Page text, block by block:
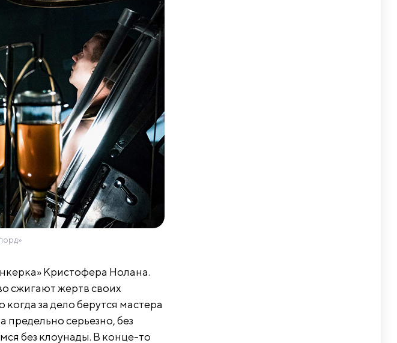
Кристофера Нолана.
сжигают жертв своих
за дело берутся мастера
серьезно, без
без клоунады. В конце-то